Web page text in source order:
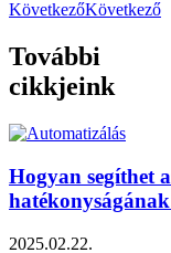
KövetkezőKövetkező
További
cikkjeink
Hogyan segíthet
hatékonyságának
2025.02.22.